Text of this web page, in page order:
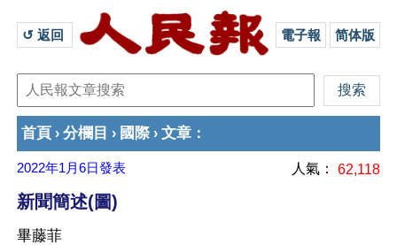
↺ 返回 電子報 简体版
首頁 › 分欄目 › 國際› 文章 ：
2022年1月6日發表 人氣： 62,118
新聞簡述(圖)
畢藤菲